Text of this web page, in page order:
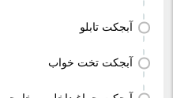
آبجکت تابلو
آبجکت تخت خواب